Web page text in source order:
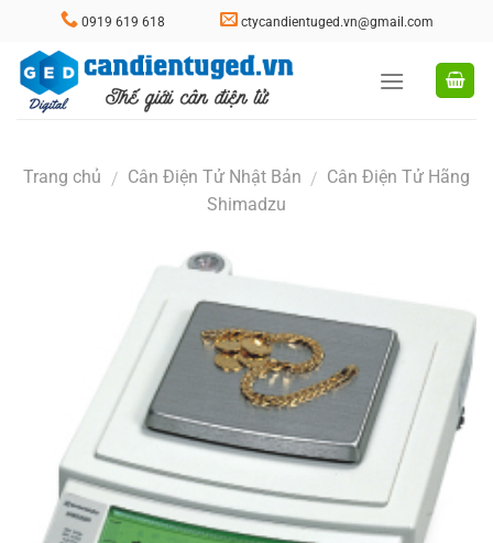
content
0919 619 618 ctycandientuged.vn@gmail.com
Trang chủ / Cân Điện Tử Nhật Bản / Cân Điện Tử Hãng
Shimadzu